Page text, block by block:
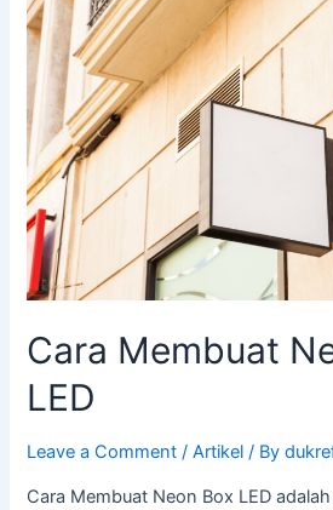
Cara Membuat
LED
Leave a Comment /Artikel / By
Cara Membuat Neon Box LED
Membuat
Neon
Box
LED